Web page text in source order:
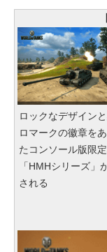
ロックなデザイン
ロマークの徽章を
たコンソール版限
「HMHシリーズ」
される